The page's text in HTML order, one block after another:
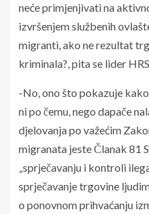
neće primjenjivati na
izvršenjem službenih
migranti, ako ne rezultat
kriminala?, pita se lider
-No, ono što pokazuje kako
ni po čemu, nego dapače
djelovanja po važećim
migranata jeste Članak 81
„sprječavanju i kontroli
sprječavanje trgovine
o ponovnom prihvaćanju